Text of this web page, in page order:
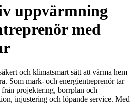
uppvärmning
med
och klimatsmart sätt att värma hem
Som mark- och energientreprenör tar
projektering, borrplan och
injustering och löpande service. Med